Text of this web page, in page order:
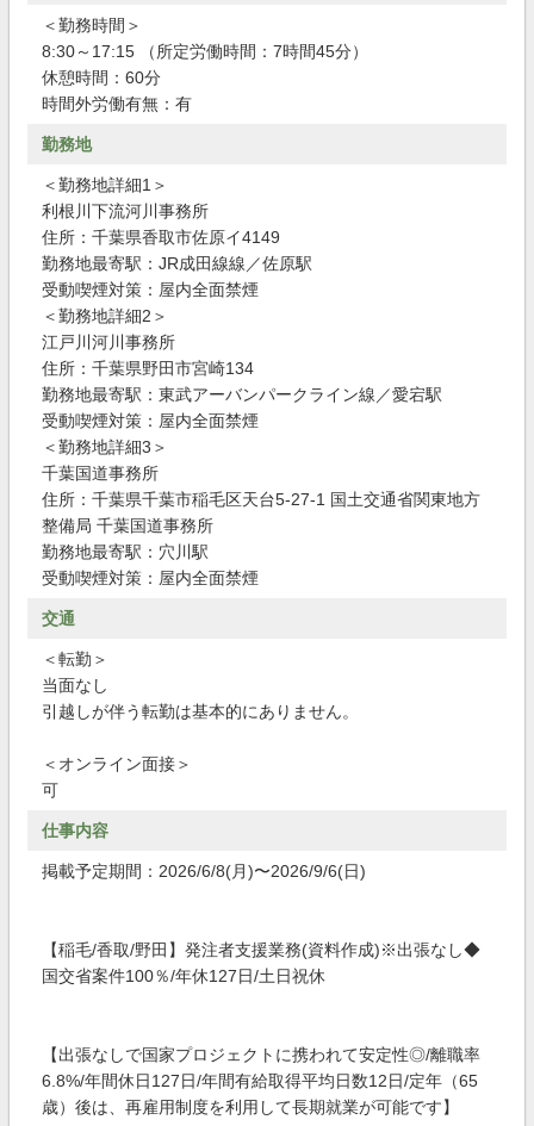
＜勤務時間＞
8:30～17:15 （所定労働時間：7時間45分）
休憩時間：60分
時間外労働有無：有
勤務地
＜勤務地詳細1＞
利根川下流河川事務所
住所：千葉県香取市佐原イ4149
勤務地最寄駅：JR成田線線／佐原駅
受動喫煙対策：屋内全面禁煙
＜勤務地詳細2＞
江戸川河川事務所
住所：千葉県野田市宮崎134
勤務地最寄駅：東武アーバンパークライン線／愛宕駅
受動喫煙対策：屋内全面禁煙
＜勤務地詳細3＞
千葉国道事務所
住所：千葉県千葉市稲毛区天台5-27-1 国土交通省関東地方
整備局 千葉国道事務所
勤務地最寄駅：穴川駅
受動喫煙対策：屋内全面禁煙
交通
＜転勤＞
当面なし
引越しが伴う転勤は基本的にありません。
＜オンライン面接＞
可
仕事内容
掲載予定期間：2026/6/8(月)〜2026/9/6(日)
【稲毛/香取/野田】発注者支援業務(資料作成)※出張なし◆
国交省案件100％/年休127日/土日祝休
【出張なしで国家プロジェクトに携われて安定性◎/離職率
6.8%/年間休日127日/年間有給取得平均日数12日/定年（65
歳）後は、再雇用制度を利用して長期就業が可能です】